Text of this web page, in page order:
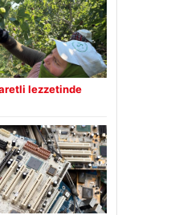
lezzetinde